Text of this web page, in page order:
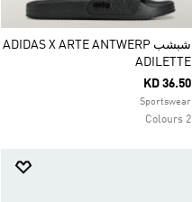
شبشب ADIDAS X ARTE ANTWERP
ADILETTE
KD 36.50
Sportswear
2 Colours